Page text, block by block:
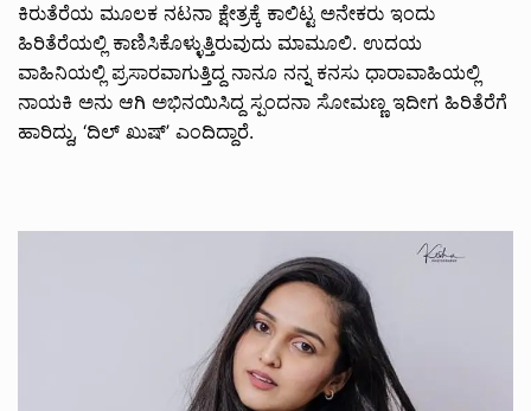
ಕಿರುತೆರೆಯ ಮೂಲಕ ನಟನಾ ಕ್ಷೇತ್ರಕ್ಕೆ ಕಾಲಿಟ್ಟ ಅನೇಕರು ಇಂದು
ಹಿರಿತೆರೆಯಲ್ಲಿ ಕಾಣಿಸಿಕೊಳ್ಳುತ್ತಿರುವುದು ಮಾಮೂಲಿ. ಉದಯ
ವಾಹಿನಿಯಲ್ಲಿ ಪ್ರಸಾರವಾಗುತ್ತಿದ್ದ ನಾನೂ ನನ್ನ ಕನಸು ಧಾರಾವಾಹಿಯಲ್ಲಿ
ನಾಯಕಿ ಅನು ಆಗಿ ಅಭಿನಯಿಸಿದ್ದ ಸ್ಪಂದನಾ ಸೋಮಣ್ಣ ಇದೀಗ ಹಿರಿತೆರೆಗೆ
ಹಾರಿದ್ದು, ‘ದಿಲ್ ಖುಷ್’ ಎಂದಿದ್ದಾರೆ.